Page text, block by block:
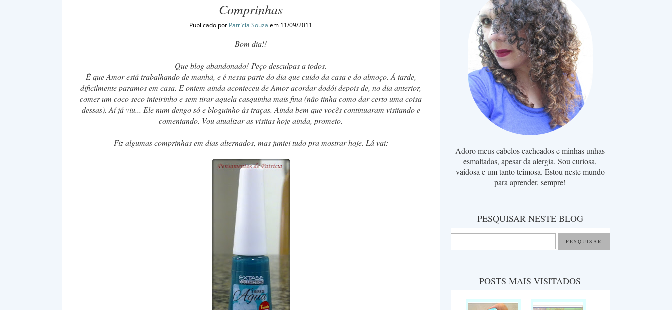
Comprinhas
Publicado por Patrícia Souza em 11/09/2011
Bom dia!!
Que blog abandonado! Peço desculpas a todos.
É que Amor está trabalhando de manhã, e é nessa parte do dia que cuido da casa e do almoço. À tarde,
dificilmente paramos em casa. E ontem ainda aconteceu de Amor acordar dodói depois de, no dia anterior,
comer um coco seco inteirinho e sem tirar aquela casquinha mais fina (não tinha como dar certo uma coisa
dessas). Aí já viu... Ele num dengo só e bloguinho às traças. Ainda bem que vocês continuaram visitando e
comentando. Vou atualizar as visitas hoje ainda, prometo.
Fiz algumas comprinhas em dias alternados, mas juntei tudo pra mostrar hoje. Lá vai:
Adoro meus cabelos cacheados e minhas unhas
esmaltadas, apesar da alergia. Sou curiosa,
vaidosa e um tanto teimosa. Estou neste mundo
para aprender, sempre!
PESQUISAR NESTE BLOG
POSTS MAIS VISITADOS